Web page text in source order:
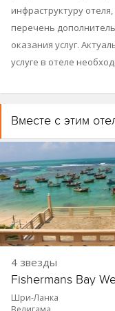
инфраструктуру
перечень
оказания услуг.
услуге в отеле
Вместе с этим
4 звезды
Fishermans Bay
Шри-Ланка